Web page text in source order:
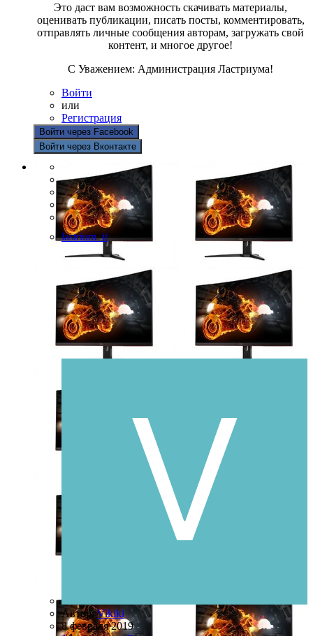
Это даст вам возможность скачивать материалы,
оценивать публикации, писать посты, комментировать,
отправлять личные сообщения авторам, загружать свой
контент, и многое другое!
С Уважением: Администрация Ластриума!
Войти
или
Регистрация
Войти через Facebook
Войти через Вконтакте
lastrium_it
Автор:Vikiki
8 февраля 2019